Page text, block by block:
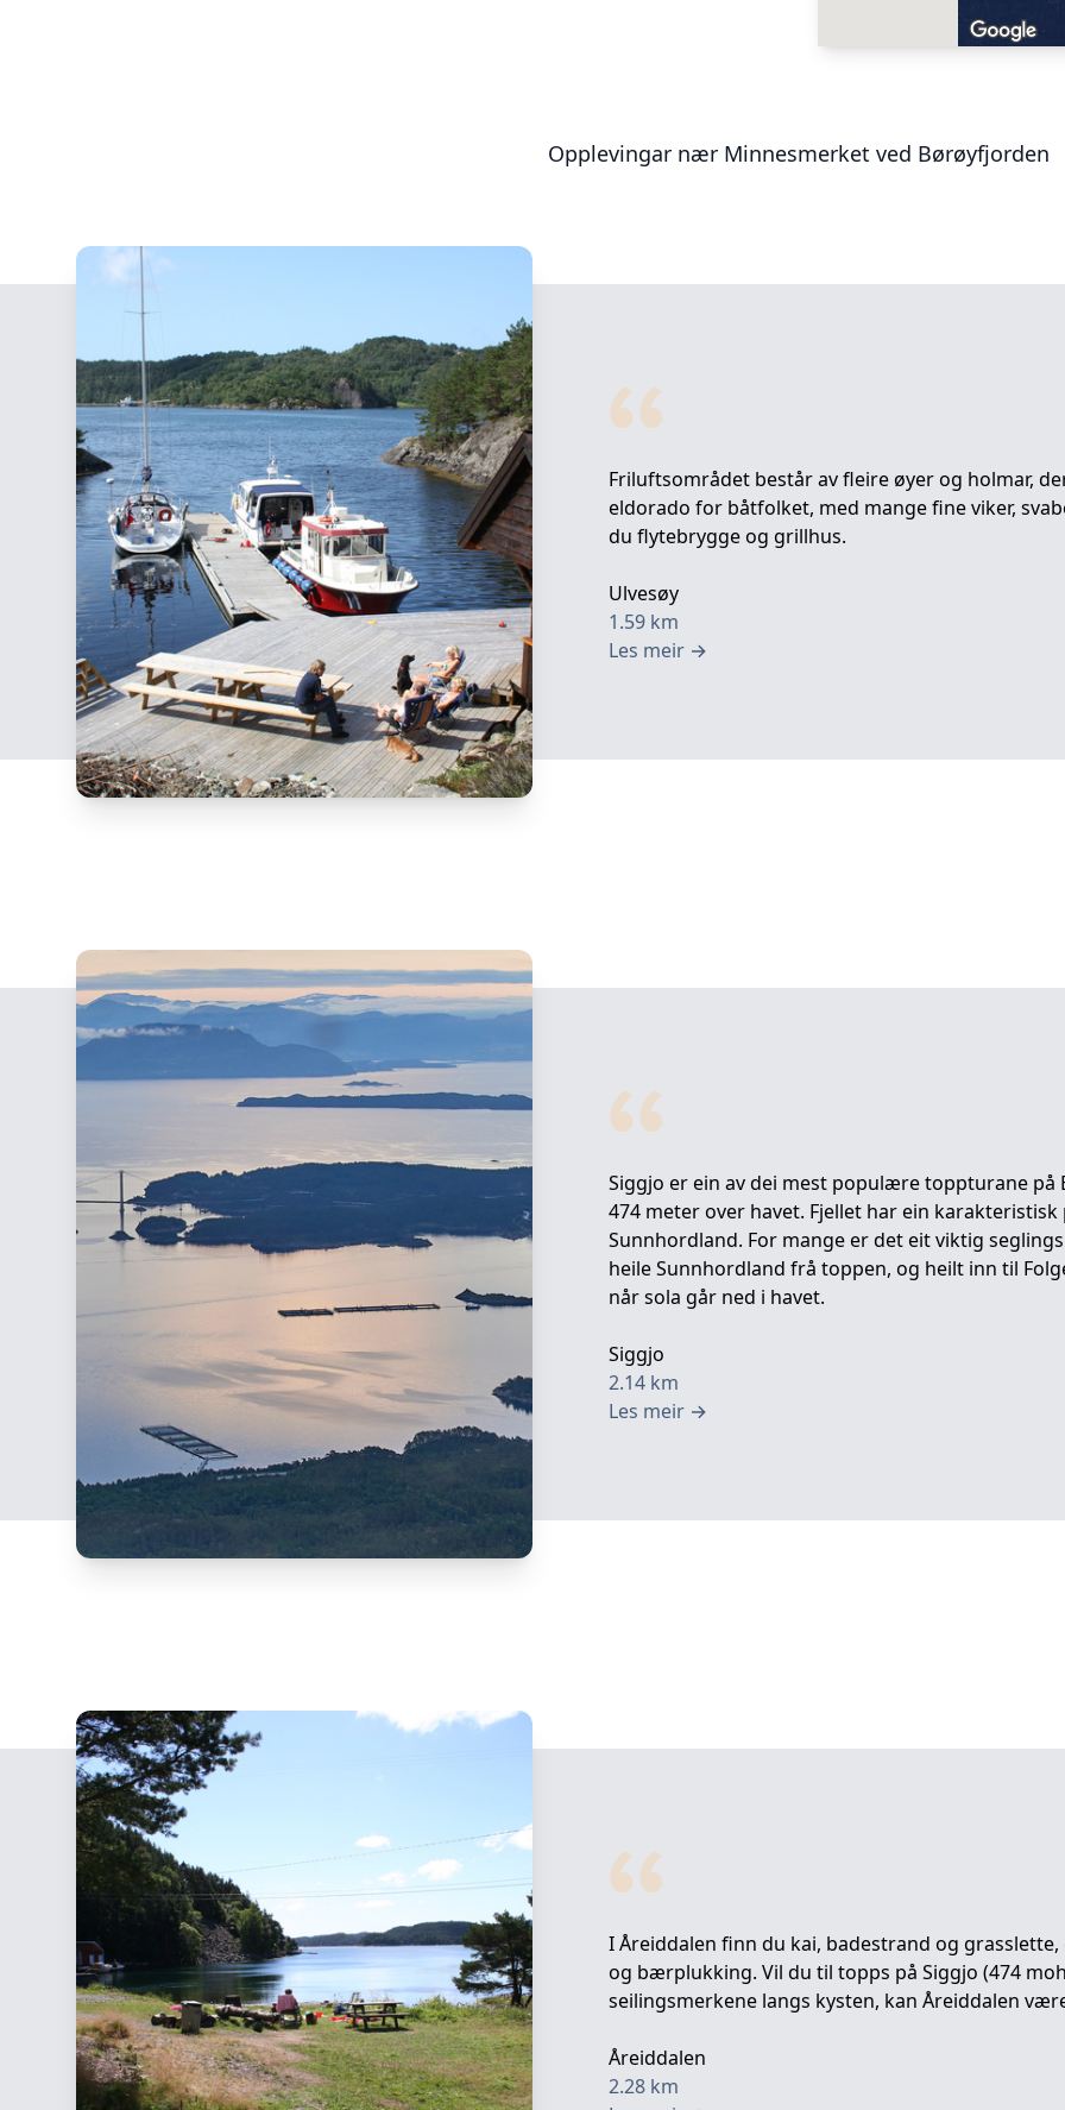
Opplevingar nær Minnesmerket ved Børøyfjorden
Friluftsområdet består av fleire øyer og holmar,
eldorado for båtfolket, med mange fine viker,
du flytebrygge og grillhus.
Ulvesøy
1.59 km
Les meir →
Siggjo er ein av dei mest populære toppturane
474 meter over havet. Fjellet har ein
Sunnhordland. For mange er det eit viktig
heile Sunnhordland frå toppen, og heilt inn til
når sola går ned i havet.
Siggjo
2.14 km
Les meir →
I Åreiddalen finn du kai, badestrand og
og bærplukking. Vil du til topps på Siggjo (474
seilingsmerkene langs kysten, kan Åreiddalen
Åreiddalen
2.28 km